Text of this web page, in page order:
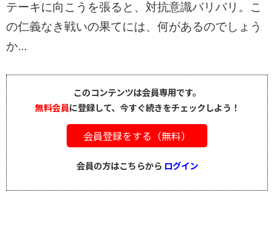
テーキに向こうを張ると、対抗意識バリバリ。こ
の仁義なき戦いの果てには、何があるのでしょう
か...
このコンテンツは会員専用です。
無料会員に登録して、今すぐ続きをチェックしよう！
会員登録をする（無料）
会員の方はこちらから ログイン